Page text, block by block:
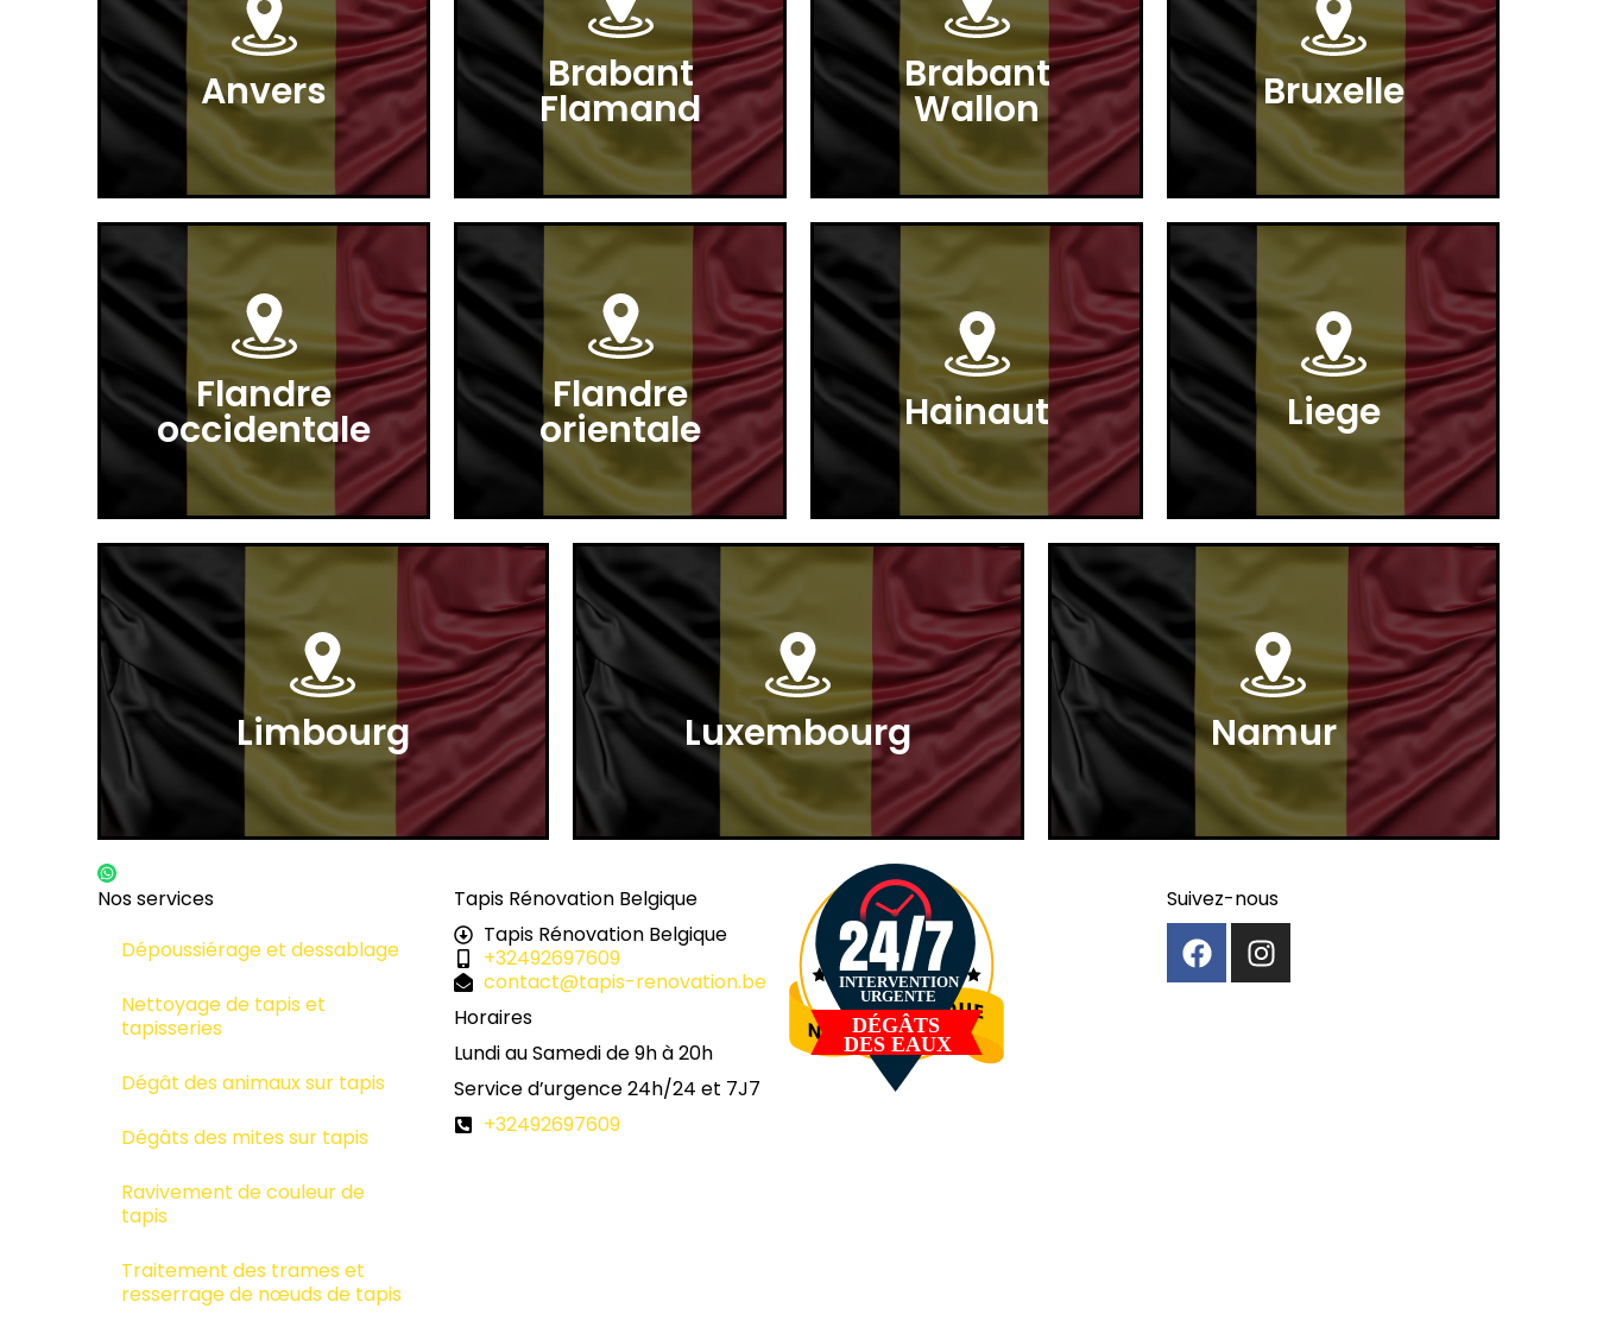
Anvers Brabant
Flamand
Brabant
Wallon Bruxelle
Flandre
occidentale
Flandre
orientale Hainaut Liege
Limbourg Luxembourg Namur
Nos services
Dépoussiérage et dessablage
Nettoyage de tapis et
tapisseries
Dégât des animaux sur tapis
Dégâts des mites sur tapis
Ravivement de couleur de
tapis
Traitement des trames et
resserrage de nœuds de tapis
Tapis Rénovation Belgique
Tapis Rénovation Belgique
+32492697609
contact@tapis-renovation.be
Horaires
Lundi au Samedi de 9h à 20h
Service d’urgence 24h/24 et 7J7
+32492697609
Suivez-nous